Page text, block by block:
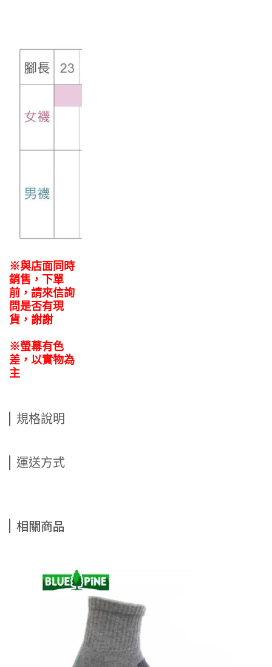
※與店面同時
銷售 ，
下單
前 ， 請來信詢
問是否有現
貨，謝謝
※螢幕有色
差，以實物為
主
規格說明
運送方式
相關商品